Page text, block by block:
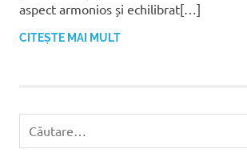
aspect armonios și echilibrat[…]
CITEȘTE MAI MULT